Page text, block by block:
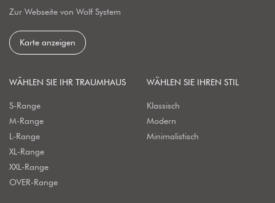
Zur Webseite von Wolf System
Karte anzeigen
WÄHLEN SIE IHR TRAUMHAUS
S-Range
M-Range
L-Range
XL-Range
XXL-Range
OVER-Range
WÄHLEN SIE IHREN STIL
Klassisch
Modern
Minimalistisch